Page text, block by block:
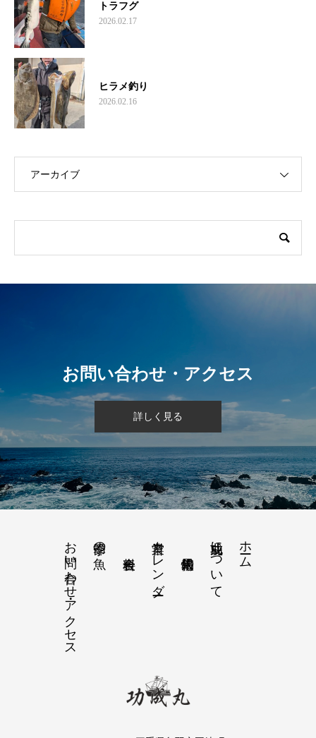
トラフグ
2026.02.17
ヒラメ釣り
2026.02.16
アーカイブ
お問い合わせ・アクセス
詳しく見る
ホーム
功成丸について
営業カレンダー
季節の魚
お問い合わせ・アクセス